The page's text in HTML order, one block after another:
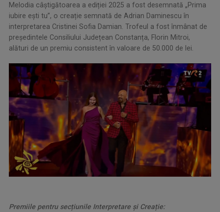
Melodia câștigătoarea a ediției 2025 a fost desemnată „Prima
iubire ești tu”, o creație semnată de Adrian Daminescu în
interpretarea Cristinei Sofia Damian. Trofeul a fost înmânat de
președintele Consiliului Județean Constanța, Florin Mitroi,
alături de un premiu consistent în valoare de 50.000 de lei.
Premiile pentru secțiunile Interpretare și Creație: